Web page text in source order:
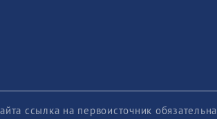
ссылка на первоисточник обязательна